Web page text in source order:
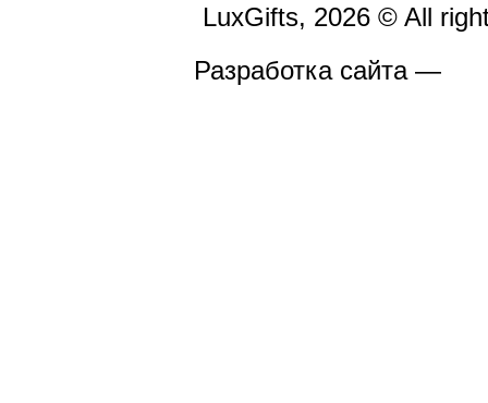
LuxGifts, 2026 © All
Разработка сайта —